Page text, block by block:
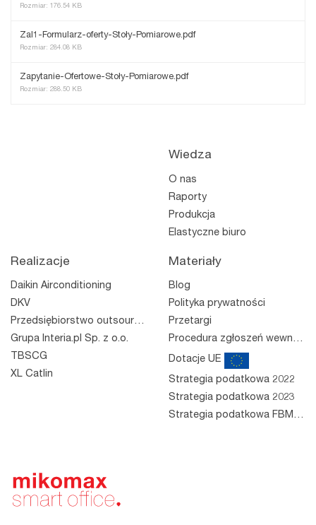
Rozmiar: 176.54 KB
Zal1-Formularz-oferty-Stoły-Pomiarowe.pdf
Rozmiar: 284.08 KB
Zapytanie-Ofertowe-Stoły-Pomiarowe.pdf
Rozmiar: 288.50 KB
Wiedza
O nas
Raporty
Produkcja
Elastyczne biuro
Realizacje
Daikin Airconditioning
DKV
Przedsiębiorstwo outsourcingowe
Grupa Interia.pl Sp. z o.o.
TBSCG
XL Catlin
Materiały
Blog
Polityka prywatności
Przetargi
Procedura zgłoszeń wewnętrznych
Dotacje UE
Strategia podatkowa 2022
Strategia podatkowa 2023
Strategia podatkowa FBM 2023